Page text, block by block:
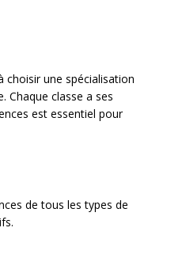
choisir une spécialisation
Chaque classe a ses
est essentiel pour
de tous les types de